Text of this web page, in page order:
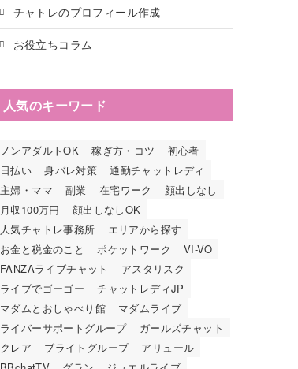
チャトレのプロフィール作成
お役立ちコラム
人気のキーワード
ノンアダルトOK 稼ぎ方・コツ
初心者
日払い
身バレ対策
通勤チャットレディ
主婦・ママ
副業 在宅ワーク
顔出しなし
月収100万円
顔出しなしOK
人気チャトレ事務所
エリアから探す
お金と税金のこと
ポケットワーク
VI-VO
FANZAライブチャット
アスタリスク
ライブでゴーゴー
チャットレディJP
マダムとおしゃべり館
マダムライブ
ライバーサポートグループ
ガールズチャット
クレア
ブライトグループ
アリュール